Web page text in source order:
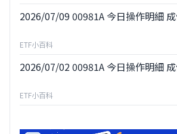
2026/07/09 00981A 今日操作明細
ETF小百科
2026/07/02 00981A 今日操作明細
ETF小百科